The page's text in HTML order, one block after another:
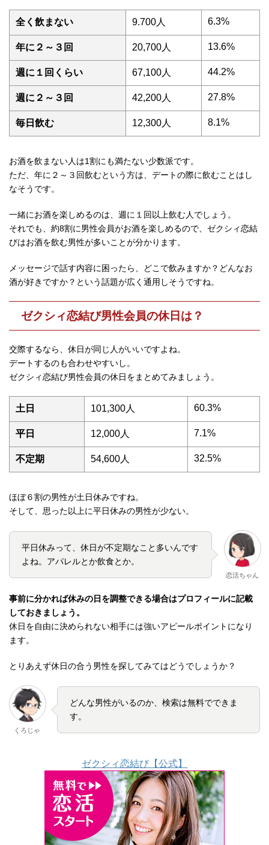
全く飲まない 9.700人 6.3%
年に２～３回 20,700人 13.6%
週に１回くらい 67,100人 44.2%
週に２～３回 42,200人 27.8%
毎日飲む 12,300人 8.1%
お酒を飲まない人は1割にも満たない少数派です。
ただ、年に２～３回飲むという方は、デートの際に飲むことはし
なそうです。
一緒にお酒を楽しめるのは、週に１回以上飲む人でしょう。
それでも、約8割に男性会員がお酒を楽しめるので、ゼクシィ恋結
びはお酒を飲む男性が多いことが分かります。
メッセージで話す内容に困ったら、どこで飲みますか？どんなお
酒が好きですか？という話題が広く通用しそうですね。
ゼクシィ恋結び男性会員の休日は？
交際するなら、休日が同じ人がいいですよね。
デートするのも合わせやすいし。
ゼクシィ恋結び男性会員の休日をまとめてみましょう。
土日 101,300人 60.3%
平日 12,000人 7.1%
不定期 54,600人 32.5%
ほぼ６割の男性が土日休みですね。
そして、思った以上に平日休みの男性が少ない。
平日休みって、休日が不定期なこと多いんです
よね。アパレルとか飲食とか。
恋活ちゃん
事前に分かれば休みの日を調整できる場合はプロフィールに記載
しておきましょう。
休日を自由に決められない相手には強いアピールポイントになり
ます。
とりあえず休日の合う男性を探してみてはどうでしょうか？
くろじゃ
どんな男性がいるのか、検索は無料でできま
す。
ゼクシィ恋結び【公式】